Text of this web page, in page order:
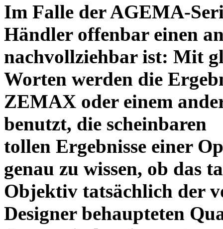
Im Falle der AGEMA-
Händler offenbar einen
nachvollziehbar ist: Mit
Worten werden die
ZEMAX oder einem
benutzt, die scheinbaren
tollen Ergebnisse einer
genau zu wissen, ob das
Objektiv tatsächlich der
Designer behaupteten